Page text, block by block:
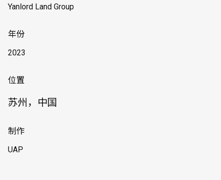
Yanlord Land Group
年份
2023
位置
苏州，中国
制作
UAP